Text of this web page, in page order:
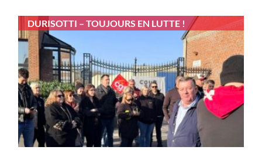
DURISOTTI – TOUJOURS EN LUTTE !